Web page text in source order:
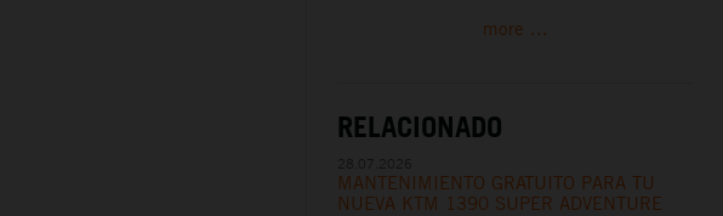
more ...
RELACIONADO
MANTENIMIENTO GRATUITO PARA TU
NUEVA KTM 1390 SUPER ADVENTURE